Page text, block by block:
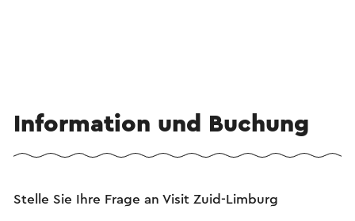
Information und Buchung
Stelle Sie Ihre Frage an Visit Zuid-Limburg